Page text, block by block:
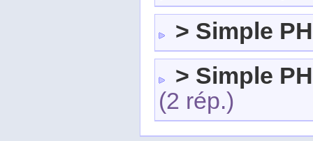
> Simple
> Simple
(2 rép.)